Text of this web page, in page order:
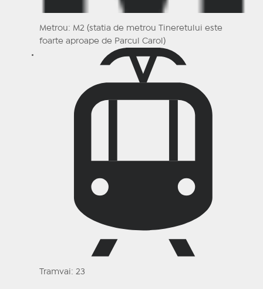
Metrou: M2 (statia de metrou Tineretului este
foarte aproape de Parcul Carol)
Tramvai: 23